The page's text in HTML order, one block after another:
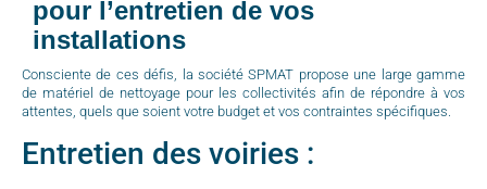
pour l’entretien de vos
installations
Consciente de ces défis, la société SPMAT propose une large gamme
de matériel de nettoyage pour les collectivités afin de répondre à vos
attentes, quels que soient votre budget et vos contraintes spécifiques.
Entretien des voiries :